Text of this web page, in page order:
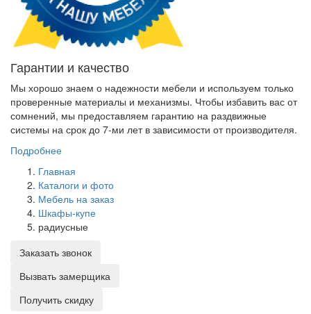
Гарантии и качество
Мы хорошо знаем о надежности мебели и используем только
проверенные материалы и механизмы. Чтобы избавить вас от
сомнений, мы предоставляем гарантию на раздвижные
системы на срок до 7-ми лет в зависимости от производителя.
Подробнее
Главная
Каталоги и фото
Мебель на заказ
Шкафы-купе
радиусные
Заказать звонок
Вызвать замерщика
Получить скидку